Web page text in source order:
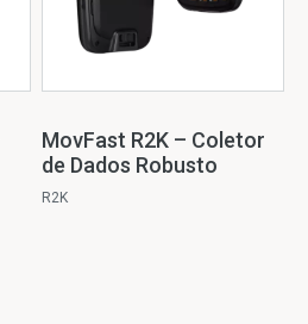
MovFast R2K – Coletor
de Dados Robusto
R2K